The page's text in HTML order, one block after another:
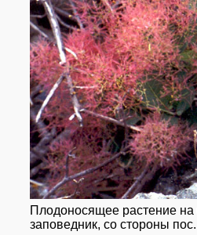
Плодоносящее растение на
заповедник, со стороны